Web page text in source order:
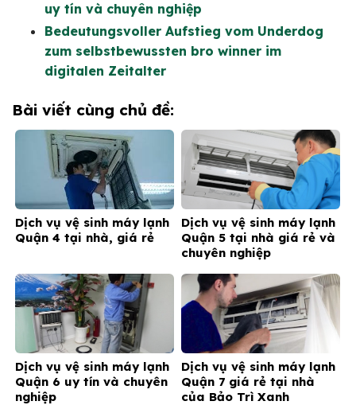
uy tín và chuyên nghiệp
Bedeutungsvoller Aufstieg vom Underdog
zum selbstbewussten bro winner im
digitalen Zeitalter
Bài viết cùng chủ đề:
Dịch vụ vệ sinh máy lạnh
Quận 4 tại nhà, giá rẻ
Dịch vụ vệ sinh máy lạnh
Quận 5 tại nhà giá rẻ và
chuyên nghiệp
Dịch vụ vệ sinh máy lạnh
Quận 6 uy tín và chuyên
nghiệp
Dịch vụ vệ sinh máy lạnh
Quận 7 giá rẻ tại nhà
của Bảo Trì Xanh